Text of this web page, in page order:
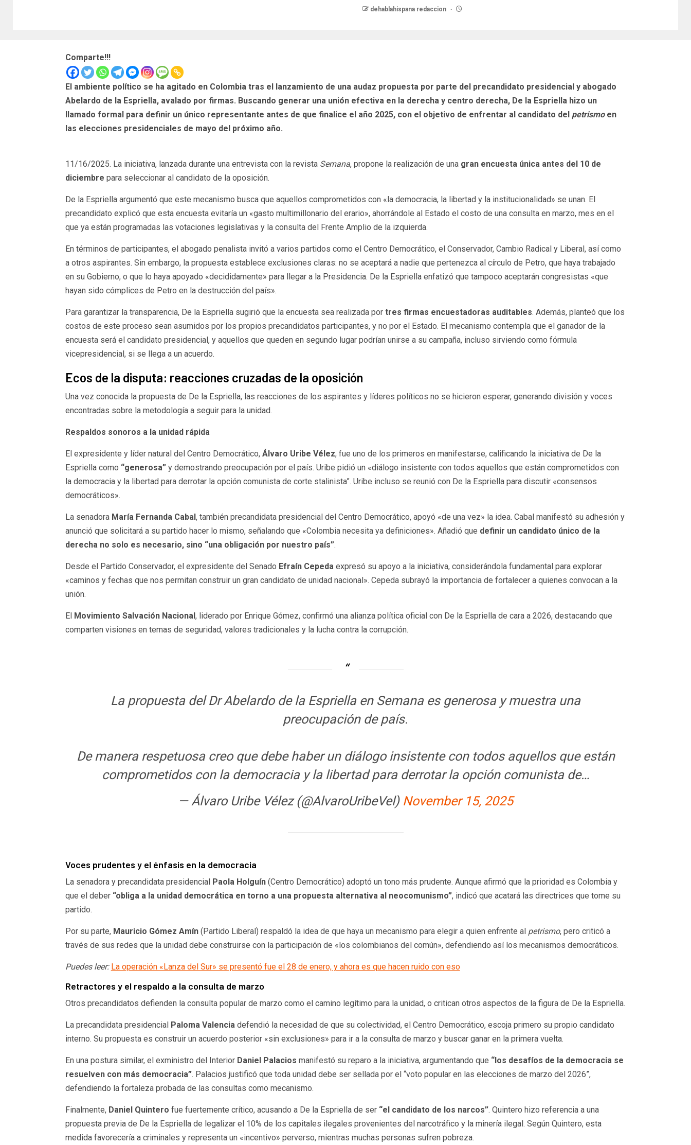
dehablahispana redaccion
Comparte!!!
El ambiente político se ha agitado en Colombia tras el lanzamiento de una audaz propuesta por parte del precandidato presidencial y abogado
Abelardo de la Espriella, avalado por firmas. Buscando generar una unión efectiva en la derecha y centro derecha, De la Espriella hizo un
llamado formal para definir un único representante antes de que finalice el año 2025, con el objetivo de enfrentar al candidato del petrismoen
las elecciones presidenciales de mayo del próximo año.
11/16/2025. La iniciativa, lanzada durante una entrevista con la revista Semana, propone la realización de una gran encuesta única antes del 10 de
diciembre para seleccionar al candidato de la oposición.
De la Espriella argumentó que este mecanismo busca que aquellos comprometidos con «la democracia, la libertad y la institucionalidad» se unan. El
precandidato explicó que esta encuesta evitaría un «gasto multimillonario del erario», ahorrándole al Estado el costo de una consulta en marzo, mes en el
que ya están programadas las votaciones legislativas y la consulta del Frente Amplio de la izquierda.
En términos de participantes, el abogado penalista invitó a varios partidos como el Centro Democrático, el Conservador, Cambio Radical y Liberal, así como
a otros aspirantes. Sin embargo, la propuesta establece exclusiones claras: no se aceptará a nadie que pertenezca al círculo de Petro, que haya trabajado
en su Gobierno, o que lo haya apoyado «decididamente» para llegar a la Presidencia. De la Espriella enfatizó que tampoco aceptarán congresistas «que
hayan sido cómplices de Petro en la destrucción del país».
Para garantizar la transparencia, De la Espriella sugirió que la encuesta sea realizada por tres firmas encuestadoras auditables. Además, planteó que los
costos de este proceso sean asumidos por los propios precandidatos participantes, y no por el Estado. El mecanismo contempla que el ganador de la
encuesta será el candidato presidencial, y aquellos que queden en segundo lugar podrían unirse a su campaña, incluso sirviendo como fórmula
vicepresidencial, si se llega a un acuerdo.
Ecos de la disputa: reacciones cruzadas de la oposición
Una vez conocida la propuesta de De la Espriella, las reacciones de los aspirantes y líderes políticos no se hicieron esperar, generando división y voces
encontradas sobre la metodología a seguir para la unidad.
Respaldos sonoros a la unidad rápida
El expresidente y líder natural del Centro Democrático, Álvaro Uribe Vélez, fue uno de los primeros en manifestarse, calificando la iniciativa de De la
Espriella como “generosa”y demostrando preocupación por el país. Uribe pidió un «diálogo insistente con todos aquellos que están comprometidos con
la democracia y la libertad para derrotar la opción comunista de corte stalinista”. Uribe incluso se reunió con De la Espriella para discutir «consensos
democráticos».
La senadora María Fernanda Cabal, también precandidata presidencial del Centro Democrático, apoyó «de una vez» la idea. Cabal manifestó su adhesión y
anunció que solicitará a su partido hacer lo mismo, señalando que «Colombia necesita ya definiciones». Añadió que definir un candidato único de la
derecha no solo es necesario, sino “una obligación por nuestro país”.
Desde el Partido Conservador, el expresidente del Senado Efraín Cepedaexpresó su apoyo a la iniciativa, considerándola fundamental para explorar
«caminos y fechas que nos permitan construir un gran candidato de unidad nacional». Cepeda subrayó la importancia de fortalecer a quienes convocan a la
unión.
El Movimiento Salvación Nacional, liderado por Enrique Gómez, confirmó una alianza política oficial con De la Espriella de cara a 2026, destacando que
comparten visiones en temas de seguridad, valores tradicionales y la lucha contra la corrupción.
La propuesta del Dr Abelardo de la Espriella en Semana es generosa y muestra una
preocupación de país.
De manera respetuosa creo que debe haber un diálogo insistente con todos aquellos que están
comprometidos con la democracia y la libertad para derrotar la opción comunista de…
— Álvaro Uribe Vélez (@AlvaroUribeVel) November 15, 2025
Voces prudentes y el énfasis en la democracia
La senadora y precandidata presidencial Paola Holguín(Centro Democrático) adoptó un tono más prudente. Aunque afirmó que la prioridad es Colombia y
que el deber “obliga a la unidad democrática en torno a una propuesta alternativa al neocomunismo”, indicó que acatará las directrices que tome su
partido.
Por su parte, Mauricio Gómez Amín(Partido Liberal) respaldó la idea de que haya un mecanismo para elegir a quien enfrente al petrismo, pero criticó a
través de sus redes que la unidad debe construirse con la participación de «los colombianos del común», defendiendo así los mecanismos democráticos.
Puedes leer: La operación «Lanza del Sur» se presentó fue el 28 de enero, y ahora es que hacen ruido con eso
Retractores y el respaldo a la consulta de marzo
Otros precandidatos defienden la consulta popular de marzo como el camino legítimo para la unidad, o critican otros aspectos de la figura de De la Espriella.
La precandidata presidencial Paloma Valenciadefendió la necesidad de que su colectividad, el Centro Democrático, escoja primero su propio candidato
interno. Su propuesta es construir un acuerdo posterior «sin exclusiones» para ir a la consulta de marzo y buscar ganar en la primera vuelta.
En una postura similar, el exministro del Interior Daniel Palacios manifestó su reparo a la iniciativa, argumentando que “los desafíos de la democracia se
resuelven con más democracia”. Palacios justificó que toda unidad debe ser sellada por el “voto popular en las elecciones de marzo del 2026”,
defendiendo la fortaleza probada de las consultas como mecanismo.
Finalmente, Daniel Quintero fue fuertemente crítico, acusando a De la Espriella de ser “el candidato de los narcos”. Quintero hizo referencia a una
propuesta previa de De la Espriella de legalizar el 10% de los capitales ilegales provenientes del narcotráfico y la minería ilegal. Según Quintero, esta
medida favorecería a criminales y representa un «incentivo» perverso, mientras muchas personas sufren pobreza.